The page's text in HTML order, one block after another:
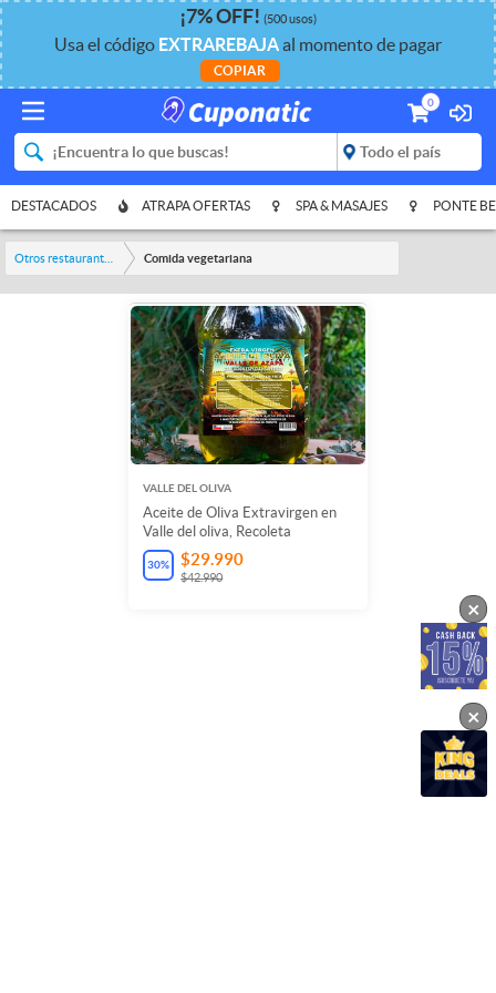
¡7%OFF! (500 usos)
Usa el código EXTRAREBAJAal momento de pagar
COPIAR
0
DESTACADOS ATRAPA OFERTAS SPA & MASAJES PONTE
Comida vegetariana
VALLE DEL OLIVA
Aceite de Oliva Extravirgen en
Valle del oliva, Recoleta
30% $29.990
$42.990
×
×